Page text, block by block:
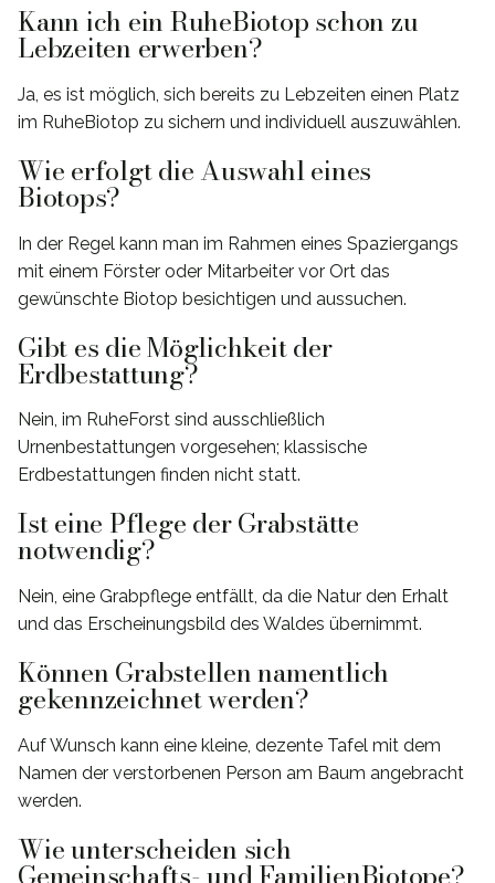
Kann ich ein RuheBiotop schon zu
Lebzeiten erwerben?
Ja, es ist möglich, sich bereits zu Lebzeiten einen Platz
im RuheBiotop zu sichern und individuell auszuwählen.
Wie erfolgt die Auswahl eines
Biotops?
In der Regel kann man im Rahmen eines Spaziergangs
mit einem Förster oder Mitarbeiter vor Ort das
gewünschte Biotop besichtigen und aussuchen.
Gibt es die Möglichkeit der
Erdbestattung?
Nein, im RuheForst sind ausschließlich
Urnenbestattungen vorgesehen; klassische
Erdbestattungen finden nicht statt.
Ist eine Pflege der Grabstätte
notwendig?
Nein, eine Grabpflege entfällt, da die Natur den Erhalt
und das Erscheinungsbild des Waldes übernimmt.
Können Grabstellen namentlich
gekennzeichnet werden?
Auf Wunsch kann eine kleine, dezente Tafel mit dem
Namen der verstorbenen Person am Baum angebracht
werden.
Wie unterscheiden sich